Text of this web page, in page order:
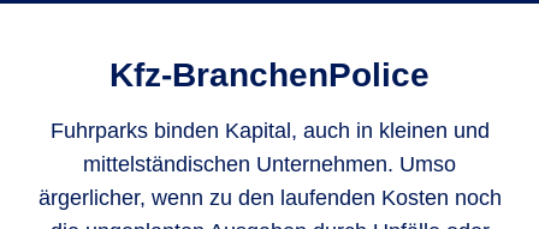
Kfz-Branchen­Police
Fuhrparks binden Kapital, auch in kleinen und
mittelständischen Unternehmen. Umso
ärgerlicher, wenn zu den laufenden Kosten noch